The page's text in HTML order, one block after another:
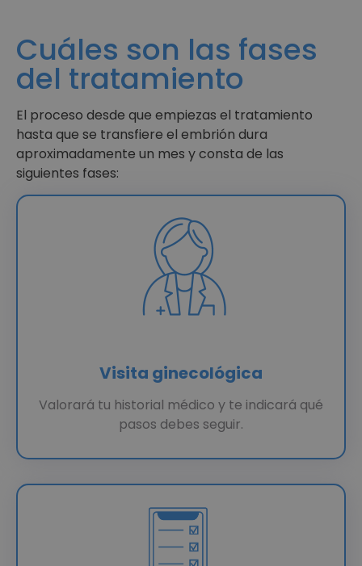
Cuáles son las fases
del tratamiento
El proceso desde que empiezas el tratamiento
hasta que se transfiere el embrión dura
aproximadamente un mes y consta de las
siguientes fases:
Visita ginecológica
Valorará tu historial médico y te indicará qué
pasos debes seguir.